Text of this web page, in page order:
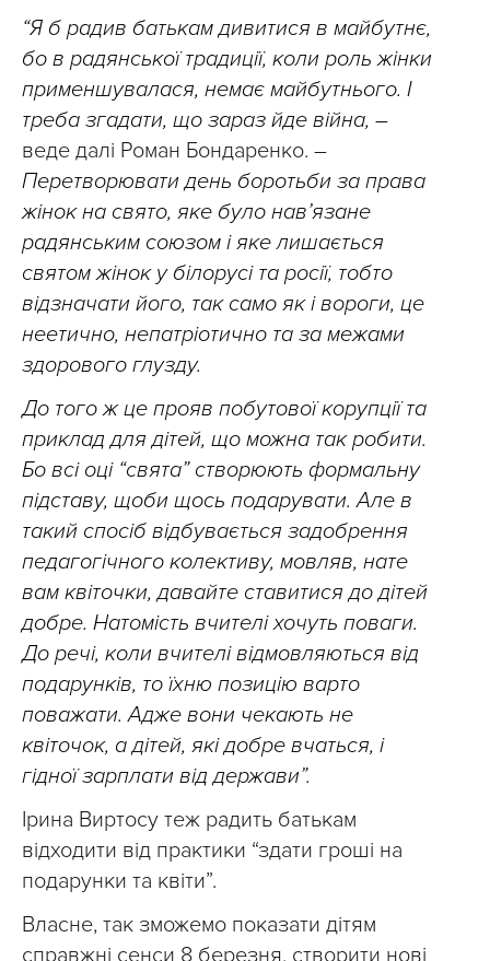
“Я б радив батькам дивитися в майбутнє,
бо в радянської традиції, коли роль жінки
применшувалася, немає майбутнього. І
треба згадати, що зараз йде війна, –
веде далі Роман Бондаренко. –
Перетворювати день боротьби за права
жінок на свято, яке було нав’язане
радянським союзом і яке лишається
святом жінок у білорусі та росії, тобто
відзначати його, так само як і вороги, це
неетично, непатріотично та за межами
здорового глузду.
До того ж це прояв побутової корупції та
приклад для дітей, що можна так робити.
Бо всі оці “свята” створюють формальну
підставу, щоби щось подарувати. Але в
такий спосіб відбувається задобрення
педагогічного колективу, мовляв, нате
вам квіточки, давайте ставитися до дітей
добре. Натомість вчителі хочуть поваги.
До речі, коли вчителі відмовляються від
подарунків, то їхню позицію варто
поважати. Адже вони чекають не
квіточок, а дітей, які добре вчаться, і
гідної зарплати від держави”.
Ірина Виртосу теж радить батькам
відходити від практики “здати гроші на
подарунки та квіти”.
Власне, так зможемо показати дітям